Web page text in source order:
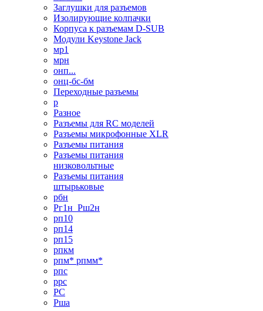
Заглушки для разъемов
Изолирующие колпачки
Корпуса к разъемам D-SUB
Модули Keystone Jack
мр1
мрн
онп...
онц-бс-бм
Переходные разъемы
р
Разное
Разъемы для RC моделей
Разъемы микрофонные XLR
Разъемы питания
Разъемы питания
низковольтные
Разъемы питания
штырьковые
рбн
Рг1н_Рш2н
рп10
рп14
рп15
рпкм
рпм* рпмм*
рпс
ррс
РС
Рша